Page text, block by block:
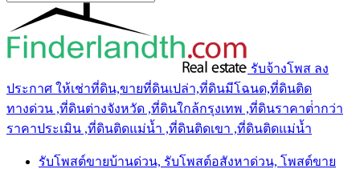
รับจ้างโพส ลง
ประกาศ ให้เช่าที่ดิน,ขายที่ดินเปล่า,ที่ดินมีโฉนด,ที่ดินติด
ทางด่วน ,ที่ดินต่างจังหวัด ,ที่ดินใกล้กรุงเทพ ,ที่ดินราคาต่ํากว่า
ราคาประเมิน ,ที่ดินติดแม่น้ำ ,ที่ดินติดเขา ,ที่ดินติดแม่น้ำ
รับโพสต์ขายบ้านด่วน, รับโพสต์อสังหาด่วน, โพสต์ขาย